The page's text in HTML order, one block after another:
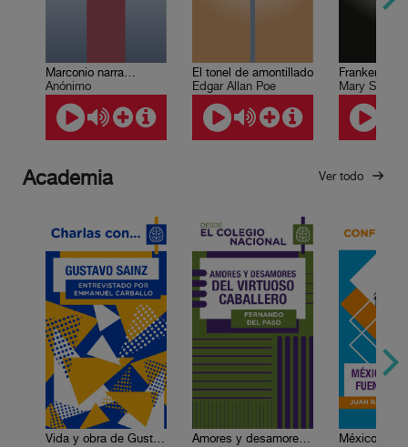
Marconio narra…
Anónimo
El tonel de amontillado
Edgar Allan Poe
Frankenstein
Mary Shelley
Academia Ver todo
Vida y obra de Gustavo Sainz
Amores y desamores del virtuoso caballero